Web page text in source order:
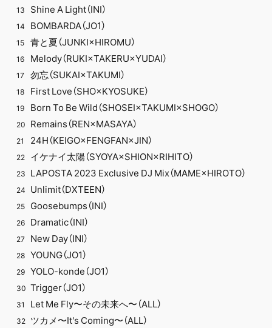
13 Shine A Light（INI）
14 BOMBARDA（JO1）
15 青と夏（JUNKI×HIROMU）
16 Melody（RUKI×TAKERU×YUDAI）
17 勿忘（SUKAI×TAKUMI）
18 First Love（SHO×KYOSUKE）
19 Born To Be Wild（SHOSEI×TAKUMI×SHOGO）
20 Remains（REN×MASAYA）
21 24H（KEIGO×FENGFAN×JIN）
22 イケナイ太陽（SYOYA×SHION×RIHITO）
23 LAPOSTA 2023 Exclusive DJ Mix（MAME×HIROTO）
24 Unlimit（DXTEEN）
25 Goosebumps（INI）
26 Dramatic（INI）
27 New Day（INI）
28 YOUNG（JO1）
29 YOLO-konde（JO1）
30 Trigger（JO1）
31 Let Me Fly〜その未来へ〜（ALL）
32 ツカメ〜It's Coming〜（ALL）